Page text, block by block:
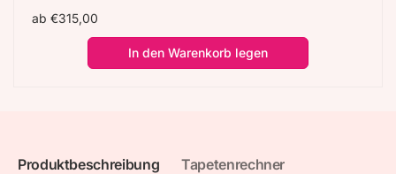
Normaler
ab €315,00
In den Warenkorb legen
Produktbeschreibung Tapetenrechner